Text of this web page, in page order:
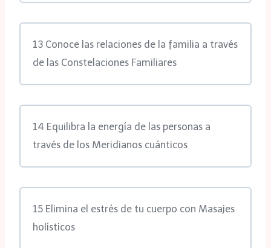
13 Conoce las relaciones de la familia a través
de las Constelaciones Familiares
14 Equilibra la energía de las personas a
través de los Meridianos cuánticos
15 Elimina el estrés de tu cuerpo con Masajes
holísticos